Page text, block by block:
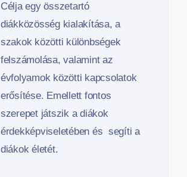
Célja egy összetartó
diákközösség kialakítása, a
szakok közötti különbségek
felszámolása, valamint az
évfolyamok közötti kapcsolatok
erősítése. Emellett fontos
szerepet játszik a diákok
érdekképviseletében és segíti a
diákok életét.